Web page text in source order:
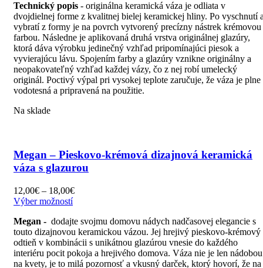
Technický popis - originálna keramická váza je odliata v
dvojdielnej forme z kvalitnej bielej keramickej hliny. Po vyschnutí
vybratí z formy je na povrch vytvorený precízny nástrek krémovou
farbou. Následne je aplikovaná druhá vrstva originálnej glazúry,
ktorá dáva výrobku jedinečný vzhľad pripomínajúci piesok a
vyvierajúcu lávu. Spojením farby a glazúry vznikne originálny a
neopakovateľný vzhľad každej vázy, čo z nej robí umelecký
originál. Poctivý výpal pri vysokej teplote zaručuje, že váza je plne
vodotesná a pripravená na použitie.
Na sklade
Megan – Pieskovo-krémová dizajnová keramická
váza s glazurou
12,00€ – 18,00€Price
through
18,00€
Výber možnostíTento
má
viacero
variantov.
Možnosti
si
Megan - dodajte svojmu domovu nádych nadčasovej elegancie s
touto dizajnovou keramickou vázou. Jej hrejivý pieskovo-krémový
odtieň v kombinácii s unikátnou glazúrou vnesie do každého
interiéru pocit pokoja a hrejivého domova. Váza nie je len nádobou
na kvety, je to milá pozornosť a vkusný darček, ktorý hovorí, že na